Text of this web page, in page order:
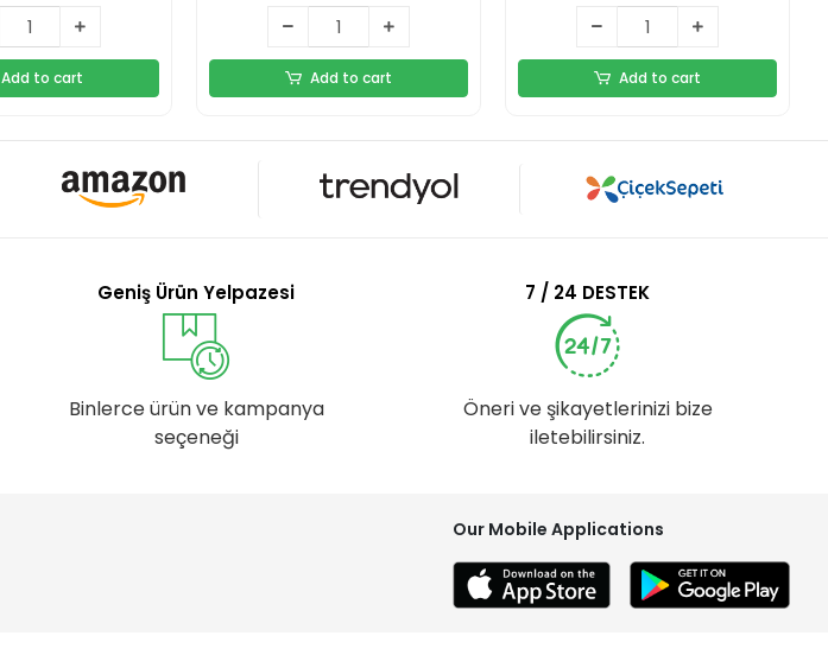
Add to cart Add to cart Add to cart
Geniş Ürün Yelpazesi
Binlerce ürün ve kampanya
seçeneği
7 / 24 DESTEK
Öneri ve şikayetlerinizi bize
iletebilirsiniz.
Our Mobile Applications